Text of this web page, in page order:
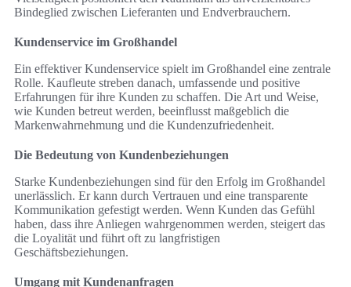
Bindeglied zwischen Lieferanten und Endverbrauchern.
Kundenservice im Großhandel
Ein effektiver Kundenservice spielt im Großhandel eine zentrale
Rolle. Kaufleute streben danach, umfassende und positive
Erfahrungen für ihre Kunden zu schaffen. Die Art und Weise,
wie Kunden betreut werden, beeinflusst maßgeblich die
Markenwahrnehmung und die Kundenzufriedenheit.
Die Bedeutung von Kundenbeziehungen
Starke Kundenbeziehungen sind für den Erfolg im Großhandel
unerlässlich. Er kann durch Vertrauen und eine transparente
Kommunikation gefestigt werden. Wenn Kunden das Gefühl
haben, dass ihre Anliegen wahrgenommen werden, steigert das
die Loyalität und führt oft zu langfristigen
Geschäftsbeziehungen.
Umgang mit Kundenanfragen